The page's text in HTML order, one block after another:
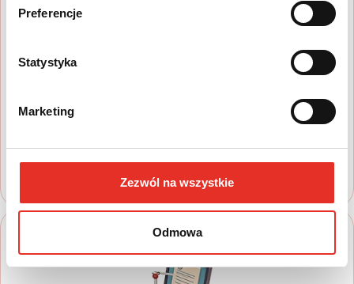
Preferencje
Statystyka
Marketing
Zezwól na wszystkie
Odmowa
Zapoznaj się z nasza ofertą, aby wybrać
oczekiwania